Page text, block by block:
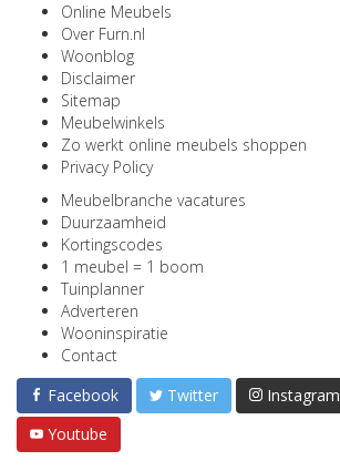
Online Meubels
Over Furn.nl
Woonblog
Disclaimer
Sitemap
Meubelwinkels
Zo werkt online meubels shoppen
Privacy Policy
Meubelbranche vacatures
Duurzaamheid
Kortingscodes
1 meubel = 1 boom
Tuinplanner
Adverteren
Wooninspiratie
Contact
Facebook
Twitter Instagram
Youtube